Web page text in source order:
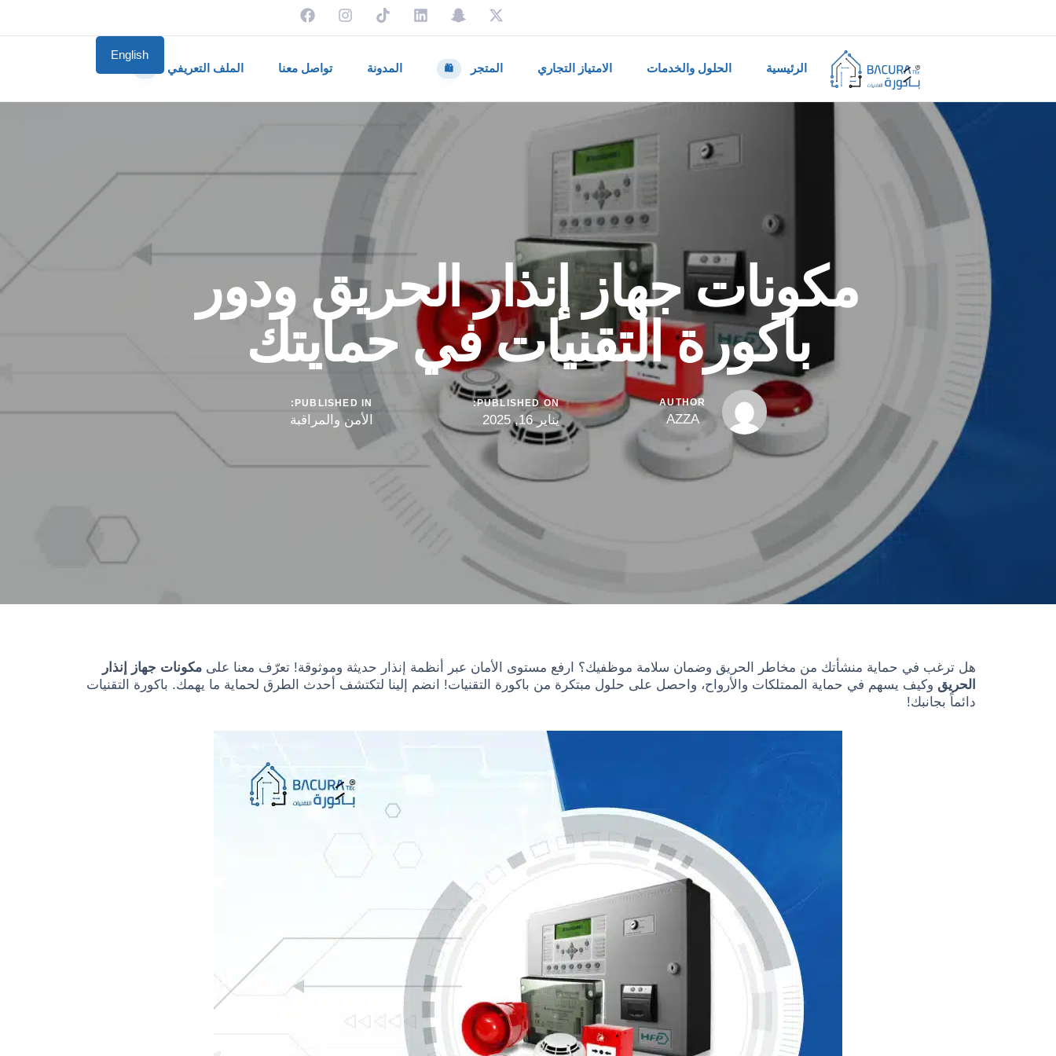
الرئيسية الحلول والخدمات الامتياز التجاري المتجر 🛍️ المدونة تواصل معنا الملف التعريفي
English
مكونات جهاز إنذار الحريق ودور
باكورة التقنيات في حمايتك
AUTHOR
AZZA
PUBLISHED ON:
يناير 16, 2025
PUBLISHED IN:
الأمن والمراقبة
هل ترغب في حماية منشأتك من مخاطر الحريق وضمان سلامة موظفيك؟ ارفع مستوى الأمان عبر أنظمة إنذار حديثة وموثوقة! تعرّف معنا على مكونات جهاز إنذار
الحريق وكيف يسهم في حماية الممتلكات والأرواح، واحصل على حلول مبتكرة من باكورة التقنيات! انضم إلينا لتكتشف أحدث الطرق لحماية ما يهمك. باكورة التقنيات
دائماً بجانبك!